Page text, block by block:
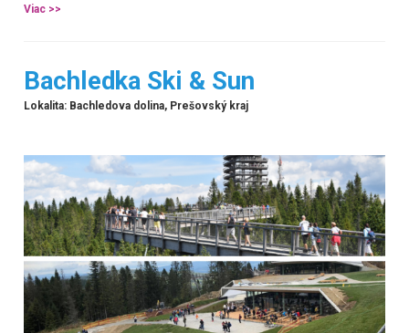
Viac >>
Bachledka Ski & Sun
Lokalita: Bachledova dolina, Prešovský kraj